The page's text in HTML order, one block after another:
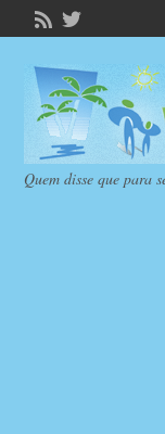
Quem disse que para